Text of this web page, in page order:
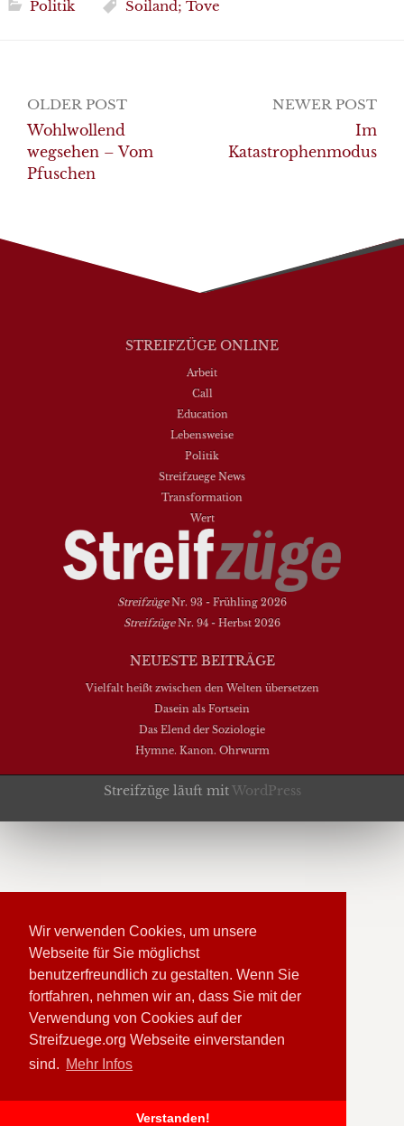
Wir verwenden Cookies, um unsere
Webseite für Sie möglichst
benutzerfreundlich zu gestalten. Wenn Sie
fortfahren, nehmen wir an, dass Sie mit der
Verwendung von Cookies auf der
Streifzuege.org Webseite einverstanden
sind. Mehr Infos
Verstanden!
Politik Soiland; Tove
Post
navigation
OLDER POST
Wohlwollend
wegsehen – Vom
Pfuschen
NEWER POST
Im
Katastrophenmodus
STREIFZÜGE ONLINE
Arbeit
Call
Education
Lebensweise
Politik
Streifzuege News
Transformation
Wert
StreifzügeNr. 93 - Frühling 2026
StreifzügeNr. 94 - Herbst 2026
NEUESTE BEITRÄGE
Vielfalt heißt zwischen den Welten übersetzen
Dasein als Fortsein
Das Elend der Soziologie
Hymne. Kanon. Ohrwurm
Streifzüge läuft mitWordPress